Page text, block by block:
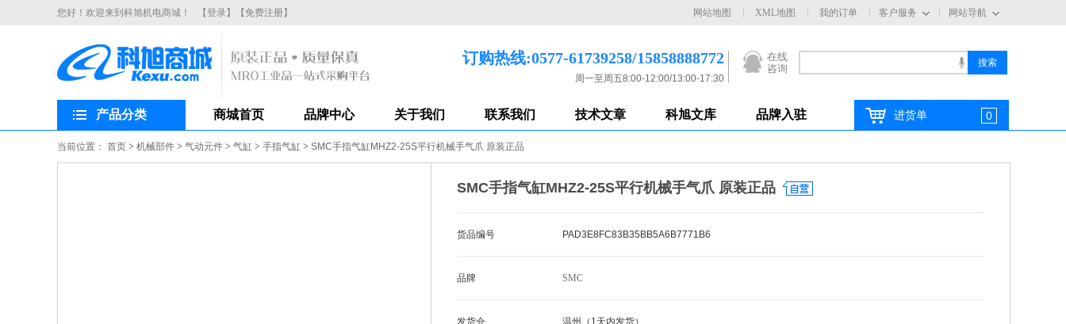
您好！欢迎来到科旭机电商城！ 【登录】 【免费注册】 网站导航
客户服务
网站地图 XML地图 我的订单
在线
咨询
订购热线:0577-61739258/15858888772
周一至周五8:00-12:00/13:00-17:30
产品分类 商城首页 品牌中心 关于我们 联系我们 技术文章 科旭文库 品牌入驻 进货单 0
当前位置： 首页 > 机械部件 > 气动元件 > 气缸 > 手指气缸 > SMC手指气缸MHZ2-25S平行机械手气爪 原装正品
SMC手指气缸MHZ2-25S平行机械手气爪 原装正品
货品编号 PAD3E8FC83B35BB5A6B7771B6
品牌 SMC
发货仓 温州（1天内发货）